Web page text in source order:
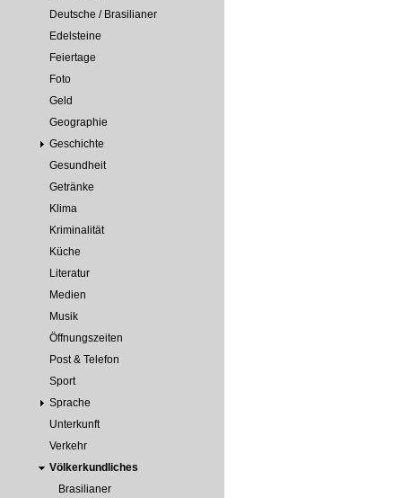
Deutsche / Brasilianer
Edelsteine
Feiertage
Foto
Geld
Geographie
Geschichte
Gesundheit
Getränke
Klima
Kriminalität
Küche
Literatur
Medien
Musik
Öffnungszeiten
Post & Telefon
Sport
Sprache
Unterkunft
Verkehr
Völkerkundliches
Brasilianer